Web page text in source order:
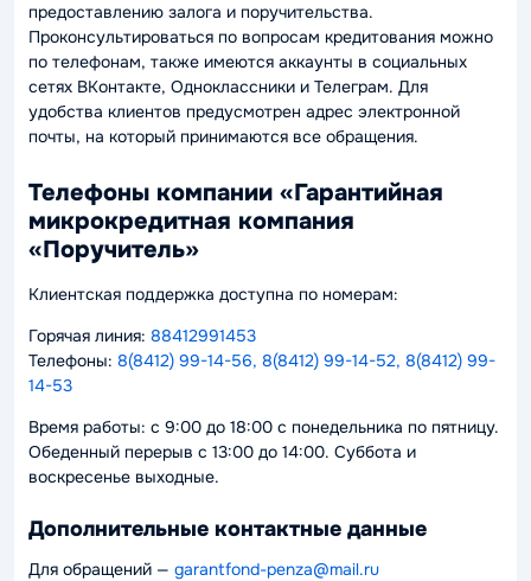
предоставлению залога и поручительства.
Проконсультироваться по вопросам кредитования можно
по телефонам, также имеются аккаунты в социальных
сетях ВКонтакте, Одноклассники и Телеграм. Для
удобства клиентов предусмотрен адрес электронной
почты, на который принимаются все обращения.
Телефоны компании «Гарантийная
микрокредитная компания
«Поручитель»
Клиентская поддержка доступна по номерам:
Горячая линия: 88412991453
Телефоны: 8(8412) 99-14-56, 8(8412) 99-14-52, 8(8412) 99-
14-53
Время работы: с 9:00 до 18:00 с понедельника по пятницу.
Обеденный перерыв с 13:00 до 14:00. Суббота и
воскресенье выходные.
Дополнительные контактные данные
Для обращений — garantfond-penza@mail.ru